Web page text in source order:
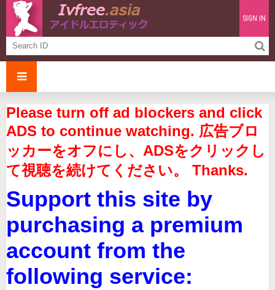
SIGN IN
Please turn off ad blockers and click
ADS to continue watching. 広告ブロ
ッカーをオフにし、ADSをクリックし
て視聴を続けてください。 Thanks.
Support this site by
purchasing a premium
account from the
following service: